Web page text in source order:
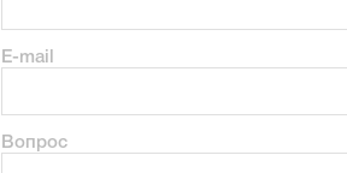
E-mail
Вопрос